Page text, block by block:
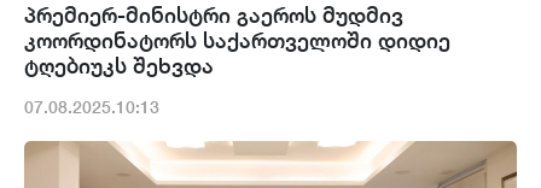
პრემიერ-მინისტრი გაეროს მუდმივ
კოორდინატორს საქართველოში დიდიე
ტღებიუკს შეხვდა
07.08.2025.10:13